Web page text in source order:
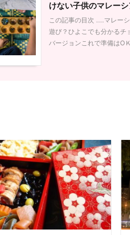
けない子供のマレー
この記事の目次 ....マレー
遊び？ひよこでも分かる
バージョンこれで準備はО